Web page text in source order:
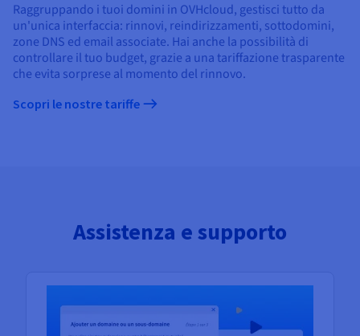
Raggruppando i tuoi domini in OVHcloud, gestisci tutto da
un'unica interfaccia: rinnovi, reindirizzamenti, sottodomini,
zone DNS ed email associate. Hai anche la possibilità di
controllare il tuo budget, grazie a una tariffazione trasparente
che evita sorprese al momento del rinnovo.
Scopri le nostre tariffe
Assistenza e supporto